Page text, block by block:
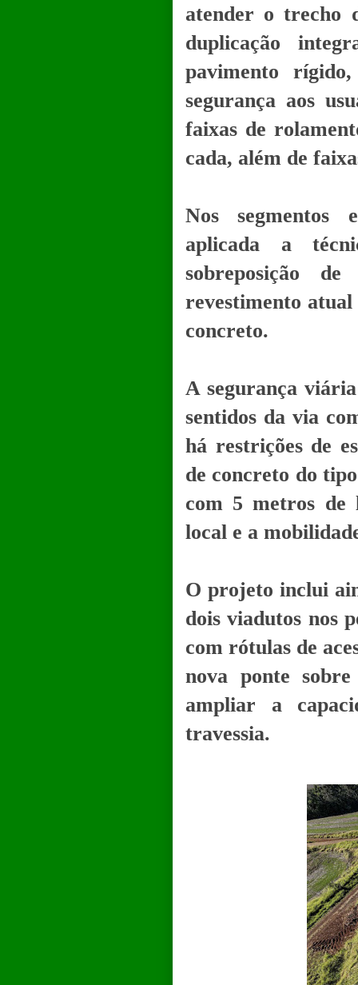
atender o trecho
duplicação
pavimento
segurança aos
faixas de
cada, além de
Nos segmentos
aplicada a
sobreposição
revestimento
concreto.
A segurança
sentidos da via
há restrições de
de concreto do
com 5 metros de
local e a
O projeto inclui
dois viadutos nos
com rótulas de
nova ponte
ampliar a
travessia.